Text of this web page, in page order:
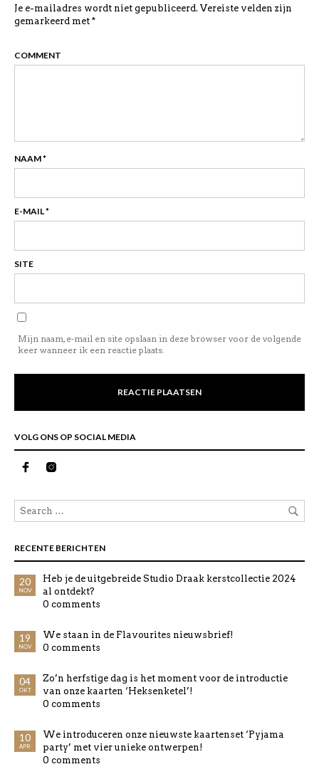
Je e-mailadres wordt niet gepubliceerd. Vereiste velden zijn
gemarkeerd met *
COMMENT
NAAM*
E-MAIL*
SITE
Mijn naam, e-mail en site opslaan in deze browser voor de volgende
keer wanneer ik een reactie plaats.
VOLG ONS OP SOCIAL MEDIA
RECENTE BERICHTEN
20
NOV
Heb je de uitgebreide Studio Draak kerstcollectie 2024
al ontdekt?
0 comments
19
NOV
We staan in de Flavourites nieuwsbrief!
0 comments
04
OKT
Zo’n herfstige dag is het moment voor de introductie
van onze kaarten ‘Heksenketel’!
0 comments
10
APR
We introduceren onze nieuwste kaartenset ‘Pyjama
party’ met vier unieke ontwerpen!
0 comments